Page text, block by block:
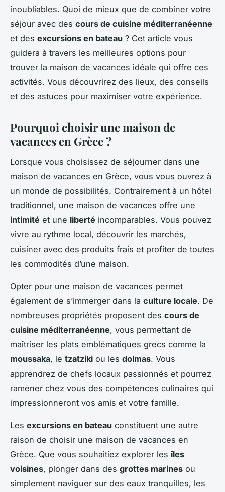
inoubliables. Quoi de mieux que de combiner votre
séjour avec des cours de cuisine méditerranéenne
et des excursions en bateau ? Cet article vous
guidera à travers les meilleures options pour
trouver la maison de vacances idéale qui offre ces
activités. Vous découvrirez des lieux, des conseils
et des astuces pour maximiser votre expérience.
Pourquoi choisir une maison de
vacances en Grèce ?
Lorsque vous choisissez de séjourner dans une
maison de vacances en Grèce, vous vous ouvrez à
un monde de possibilités. Contrairement à un hôtel
traditionnel, une maison de vacances offre une
intimité et une liberté incomparables. Vous pouvez
vivre au rythme local, découvrir les marchés,
cuisiner avec des produits frais et profiter de toutes
les commodités d’une maison.
Opter pour une maison de vacances permet
également de s’immerger dans la culture locale. De
nombreuses propriétés proposent des cours de
cuisine méditerranéenne, vous permettant de
maîtriser les plats emblématiques grecs comme la
moussaka, le tzatziki ou les dolmas. Vous
apprendrez de chefs locaux passionnés et pourrez
ramener chez vous des compétences culinaires qui
impressionneront vos amis et votre famille.
Les excursions en bateau constituent une autre
raison de choisir une maison de vacances en
Grèce. Que vous souhaitiez explorer lesîles
voisines, plonger dans des grottes marines ou
simplement naviguer sur des eaux tranquilles, les